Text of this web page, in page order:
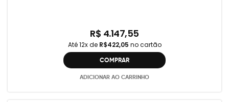
R$ 4.147,55
Até 12x de R$422,05 no cartão
COMPRAR
ADICIONAR AO CARRINHO